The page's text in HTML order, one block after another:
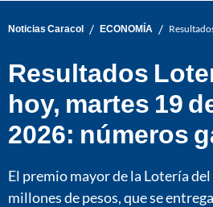
Noticias Caracol / ECONOMÍA /
Resultados
hoy, martes 19
2026: números
El premio mayor de la Lotería
millones de pesos, que se